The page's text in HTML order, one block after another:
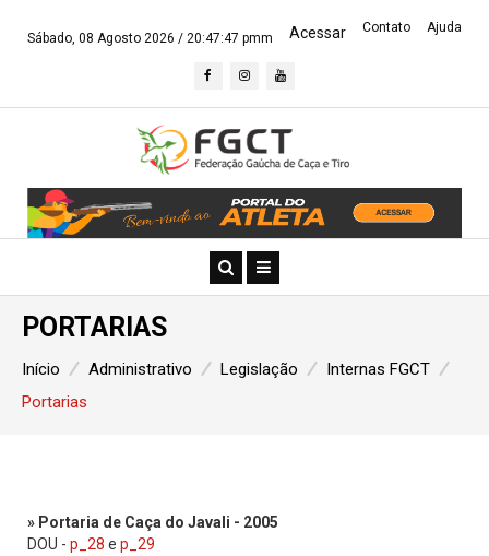
Sábado, 08 Agosto 2026 / 20:47:47 pmm Acessar Contato Ajuda
PORTARIAS
Início Administrativo Legislação
Internas FGCT
Portarias
» Portaria de Caça do Javali - 2005
DOU - p_28 e p_29